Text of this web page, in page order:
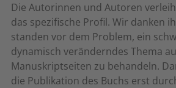
Die Autorinnen und Autoren
das spezifische Profil. Wir danken
standen vor dem Problem, ein
dynamisch veränderndes Thema
Manuskriptseiten zu behandeln.
die Publikation des Buchs erst